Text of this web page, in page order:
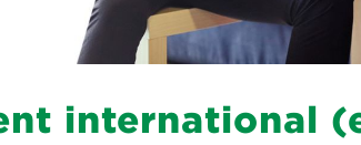
international